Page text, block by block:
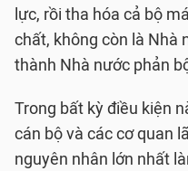
lực, rồi tha hóa cả bộ
chất, không còn là Nhà
thành Nhà nước phản
Trong bất kỳ điều kiện
cán bộ và các cơ quan
nguyên nhân lớn nhất